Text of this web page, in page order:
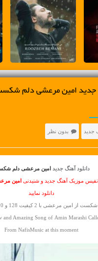
جدید بدون نظر
دانلود آهنگ جدید امین مرعشی دلم
موزیک آهنگ جدید و شنیدنی امین
دانلود نمایید
مرعشی با 2 کیفیت 128 و 320 همراه با متن آهنگ ?
and Amazing Song of Amin Marashi
From NafisMusic at this moment